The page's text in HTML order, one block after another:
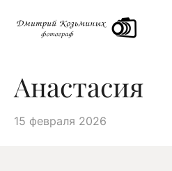
Анастасия
15 февраля 2026